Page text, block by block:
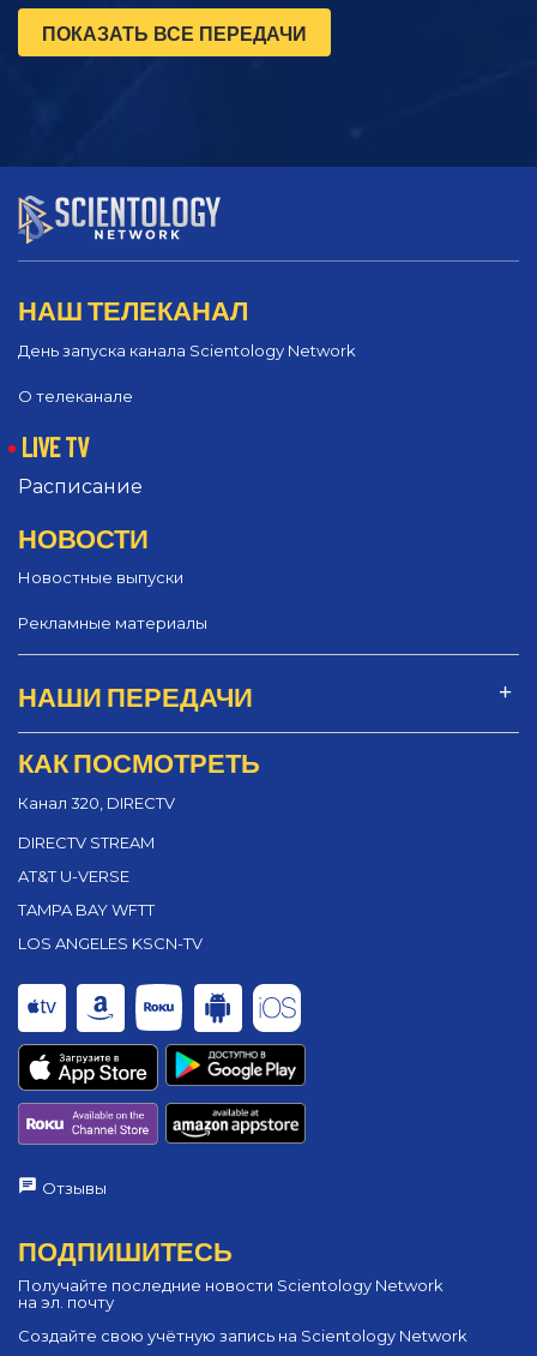
ПОКАЗАТЬ ВСЕ ПЕРЕДАЧИ
НАШ ТЕЛЕКАНАЛ
День запуска канала Scientology Network
О телеканале
LIVE TV
Расписание
НОВОСТИ
Новостные выпуски
Рекламные материалы
НАШИ ПЕРЕДАЧИ
КАК ПОСМОТРЕТЬ
Канал 320, DIRECTV
DIRECTV STREAM
AT&T U-VERSE
TAMPA BAY WFTT
LOS ANGELES KSCN-TV
Отзывы
ПОДПИШИТЕСЬ
Получайте последние новости Scientology Network
на эл. почту
Создайте свою учётную запись на Scientology Network